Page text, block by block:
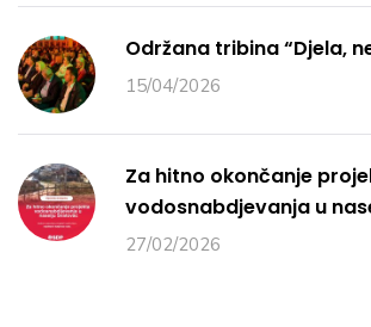
Održana tribina “Djela,
15/04/2026
Za hitno okončanje
vodosnabdjevanja u
27/02/2026